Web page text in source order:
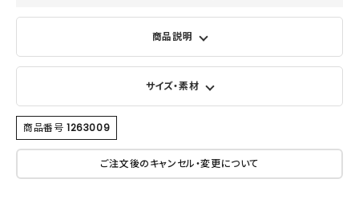
商品説明
サイズ・素材
商品番号 1263009
ご注文後のキャンセル・変更について